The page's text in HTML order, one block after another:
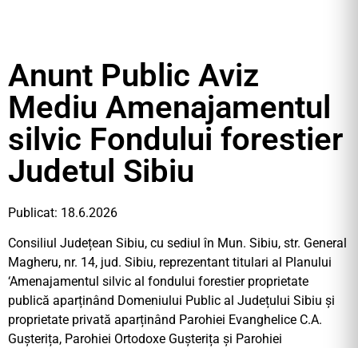
Anunt Public Aviz
Mediu Amenajamentul
silvic Fondului forestier
Judetul Sibiu
Publicat: 18.6.2026
Consiliul Județean Sibiu, cu sediul în Mun. Sibiu, str. General
Magheru, nr. 14, jud. Sibiu, reprezentant titulari al Planului
‘Amenajamentul silvic al fondului forestier proprietate
publică aparținând Domeniului Public al Județului Sibiu și
proprietate privată aparținând Parohiei Evanghelice C.A.
Gușterița, Parohiei Ortodoxe Gușterița și Parohiei